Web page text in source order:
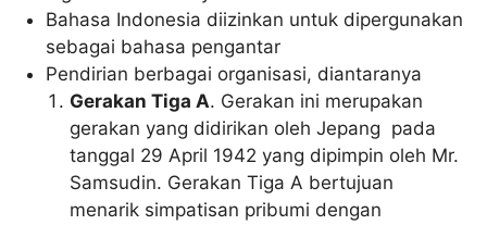
Bahasa Indonesia diizinkan untuk dipergunakan
sebagai bahasa pengantar
Pendirian berbagai organisasi, diantaranya
Gerakan Tiga A. Gerakan ini merupakan
gerakan yang didirikan oleh Jepang pada
tanggal 29 April 1942 yang dipimpin oleh Mr.
Samsudin. Gerakan Tiga A bertujuan
menarik simpatisan pribumi dengan